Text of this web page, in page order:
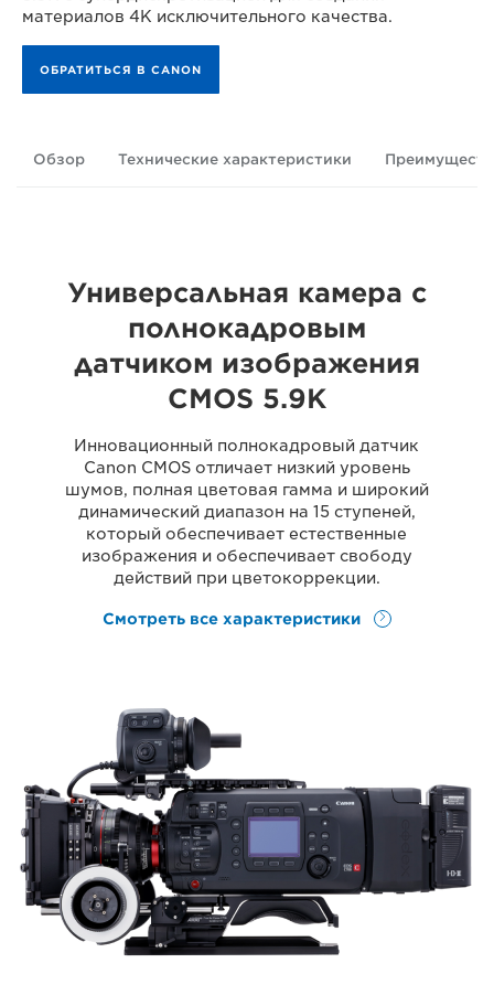
материалов 4K исключительного качества.
ОБРАТИТЬСЯ В CANON
Обзор Технические характеристики
Универсальная камера с
полнокадровым
датчиком изображения
CMOS 5.9K
Инновационный полнокадровый датчик
Canon CMOS отличает низкий уровень
шумов, полная цветовая гамма и широкий
динамический диапазон на 15 ступеней,
который обеспечивает естественные
изображения и обеспечивает свободу
действий при цветокоррекции.
Смотреть все характеристики